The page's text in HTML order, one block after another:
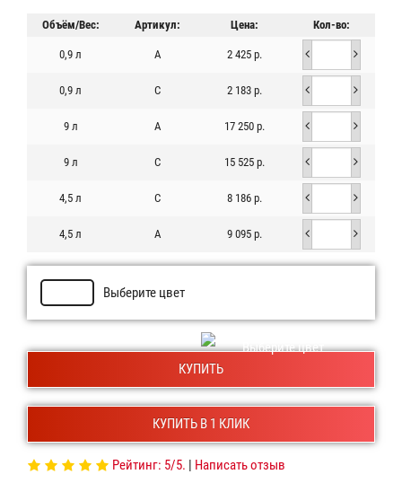
Объём/Вес: Артикул: Цена: Кол-во:
0,9 л A 2 425 р.
0,9 л C 2 183 р.
9 л A 17 250 р.
9 л C 15 525 р.
4,5 л C 8 186 р.
4,5 л A 9 095 р.
Выберите цвет
Выберите цвет
КУПИТЬ
КУПИТЬ В 1 КЛИК
Рейтинг: 5/5. | Написать отзыв